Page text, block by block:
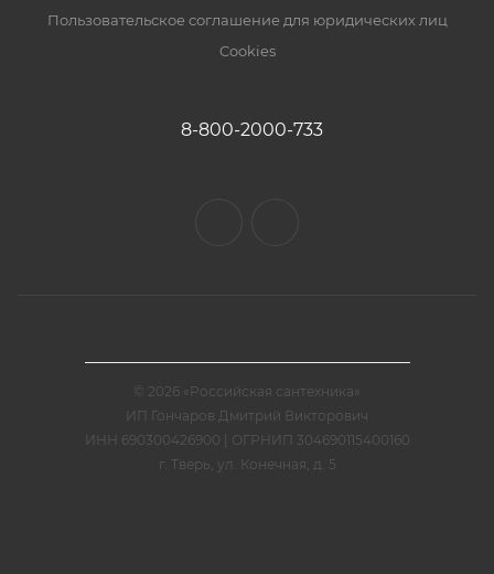
Пользовательское соглашение для юридических лиц
Cookies
8-800-2000-733
© 2026 «Российская сантехника»
ИП Гончаров Дмитрий Викторович
ИНН 690300426900 | ОГРНИП 304690115400160
г. Тверь, ул. Конечная, д. 5